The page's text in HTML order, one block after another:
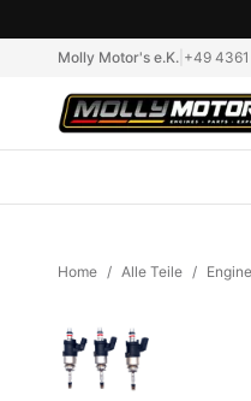
Molly Motor's e.K. +49
Home / Alle Teile /